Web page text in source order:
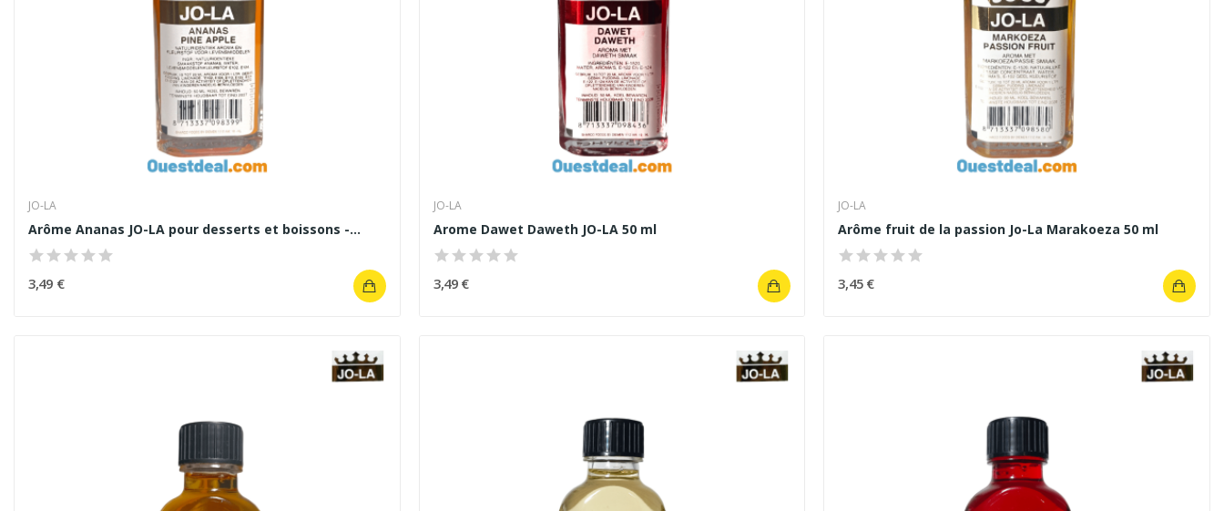
JO-LA
Arôme Ananas JO-LA pour desserts et boissons -...
3,49 €
JO-LA
Arome Dawet Daweth JO-LA 50 ml
3,49 €
JO-LA
Arôme fruit de la passion Jo-La Marakoeza 50 ml
3,45 €